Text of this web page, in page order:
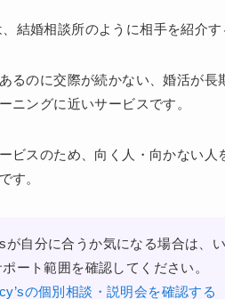
、結婚相談所のように相手を紹介
るのに交際が続かない、婚活が
ニングに近いサービスです。
ビスのため、向く人・向かない
す。
が自分に合うか気になる場合は、
ート範囲を確認してください。
の個別相談・説明会を確認する